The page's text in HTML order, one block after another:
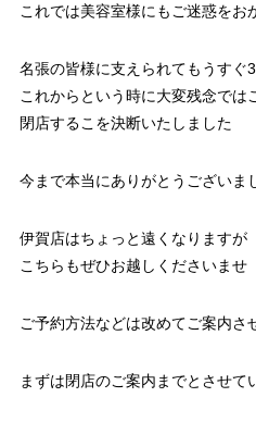
これでは美容室様にもご迷惑をお
名張の皆様に支えられてもうすぐ
これからという時に大変残念では
閉店するこを決断いたしました
今まで本当にありがとうございま
伊賀店はちょっと遠くなりますが
こちらもぜひお越しくださいませ
ご予約方法などは改めてご案内さ
まずは閉店のご案内までとさせて